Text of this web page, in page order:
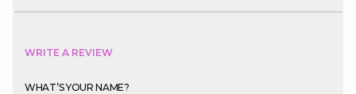
WRITE A REVIEW
WHAT’S YOUR NAME?